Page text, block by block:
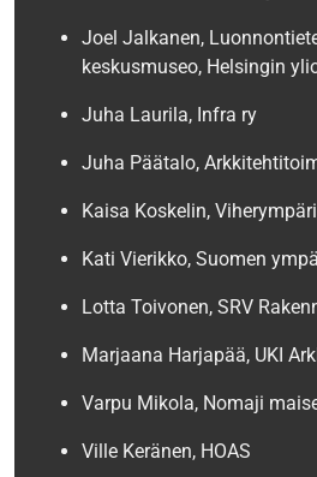
Joel Jalkanen,
keskusmuseo, Helsingin
Juha Laurila, Infra ry
Juha Päätalo,
Kaisa Koskelin,
Kati Vierikko, Suomen
Lotta Toivonen, SRV
Marjaana Harjapää, UKI
Varpu Mikola, Nomaji
Ville Keränen, HOAS